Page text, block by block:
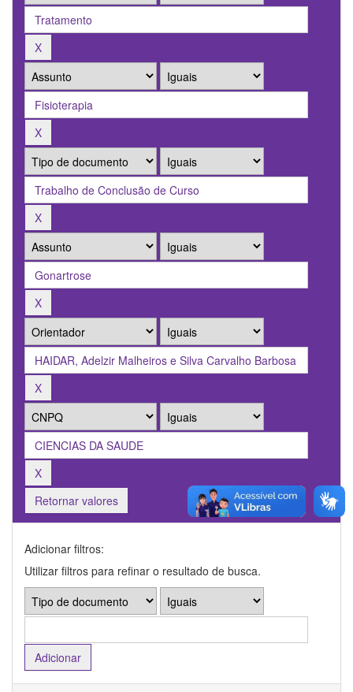
Retornar valores
Adicionar filtros:
Utilizar filtros para refinar o resultado de busca.